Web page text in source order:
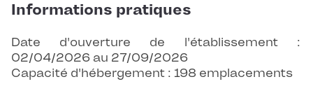
Informations pratiques
Date d'ouverture de l'établissement :
02/04/2026 au 27/09/2026
Capacité d'hébergement : 198 emplacements